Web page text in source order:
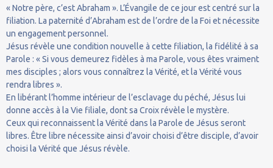
« Notre père, c’est Abraham ». L’Évangile de ce jour est centré sur la
filiation. La paternité d’Abraham est de l’ordre de la Foi et nécessite
un engagement personnel.
Jésus révèle une condition nouvelle à cette filiation, la fidélité à sa
Parole : « Si vous demeurez fidèles à ma Parole, vous êtes vraiment
mes disciples ; alors vous connaîtrez la Vérité, et la Vérité vous
rendra libres ».
En libérant l’homme intérieur de l’esclavage du péché, Jésus lui
donne accès à la Vie filiale, dont sa Croix révèle le mystère.
Ceux qui reconnaissent la Vérité dans la Parole de Jésus seront
libres. Être libre nécessite ainsi d’avoir choisi d’être disciple, d’avoir
choisi la Vérité que Jésus révèle.